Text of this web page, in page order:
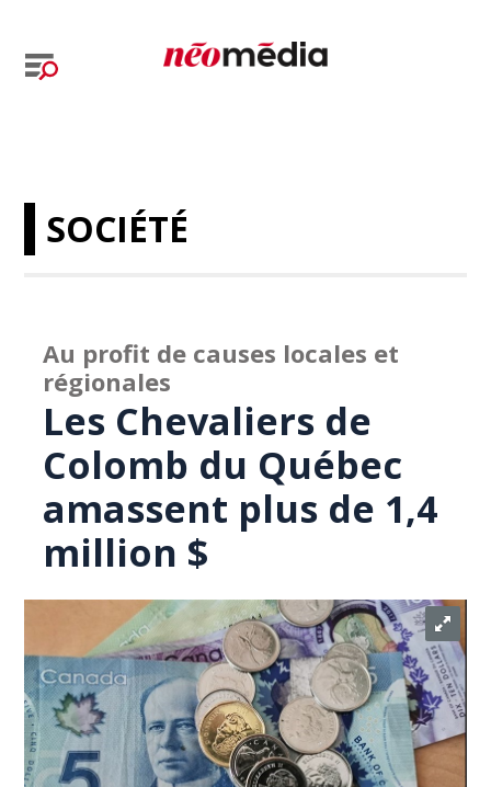
SOCIÉTÉ
Au profit de causes locales et
régionales
Les Chevaliers de
Colomb du Québec
amassent plus de 1,4
million $